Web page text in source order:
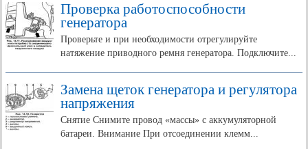
Проверка работоспособности
генератора
Проверьте и при необходимости отрегулируйте
натяжение приводного ремня генератора. Подключите...
Замена щеток генератора и регулятора
напряжения
Снятие Снимите провод «массы» с аккумуляторной
батареи. Внимание При отсоединении клемм...